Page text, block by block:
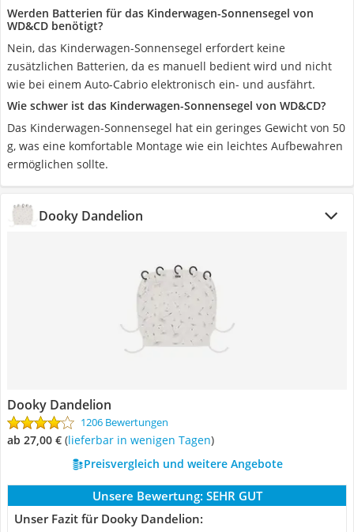
Werden Batterien für das Kinderwagen-Sonnensegel von
WD&CD benötigt?
Nein, das Kinderwagen-Sonnensegel erfordert keine
zusätzlichen Batterien, da es manuell bedient wird und nicht
wie bei einem Auto-Cabrio elektronisch ein- und ausfährt.
Wie schwer ist das Kinderwagen-Sonnensegel von WD&CD?
Das Kinderwagen-Sonnensegel hat ein geringes Gewicht von 50
g, was eine komfortable Montage wie ein leichtes Aufbewahren
ermöglichen sollte.
Dooky Dandelion
Dooky Dandelion
1206 Bewertungen
ab 27,00 € ( Lieferbar in wenigen Tagen)
Preisvergleich und weitere Angebote
Unsere Bewertung: SEHR GUT
Unser Fazit für Dooky Dandelion: